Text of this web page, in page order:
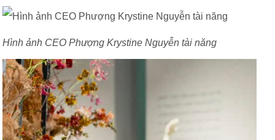
Hình ảnh CEO Phượng Krystine Nguyễn tài năng